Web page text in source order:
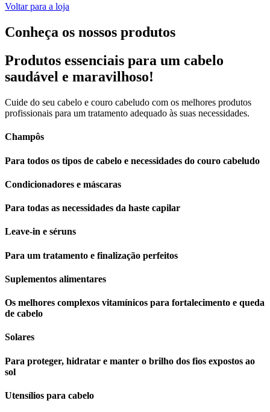
Voltar para a loja
Conheça os nossos produtos
Produtos essenciais para um cabelo
saudável e maravilhoso!
Cuide do seu cabelo e couro cabeludo com os melhores produtos
profissionais para um tratamento adequado às suas necessidades.
Champôs
Para todos os tipos de cabelo e necessidades do couro cabeludo
Condicionadores e máscaras
Para todas as necessidades da haste capilar
Leave-in e séruns
Para um tratamento e finalização perfeitos
Suplementos alimentares
Os melhores complexos vitamínicos para fortalecimento e queda
de cabelo
Solares
Para proteger, hidratar e manter o brilho dos fios expostos ao
sol
Utensílios para cabelo